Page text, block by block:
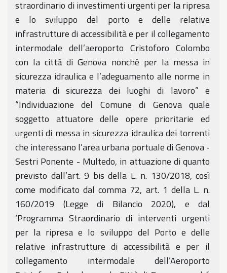
straordinario di investimenti urgenti per la ripresa
e lo sviluppo del porto e delle relative
infrastrutture di accessibilità e per il collegamento
intermodale dell’aeroporto Cristoforo Colombo
con la città di Genova nonché per la messa in
sicurezza idraulica e l’adeguamento alle norme in
materia di sicurezza dei luoghi di lavoro” e
“Individuazione del Comune di Genova quale
soggetto attuatore delle opere prioritarie ed
urgenti di messa in sicurezza idraulica dei torrenti
che interessano l’area urbana portuale di Genova -
Sestri Ponente - Multedo, in attuazione di quanto
previsto dall’art. 9 bis della L. n. 130/2018, così
come modificato dal comma 72, art. 1 della L. n.
160/2019 (Legge di Bilancio 2020), e dal
‘Programma Straordinario di interventi urgenti
per la ripresa e lo sviluppo del Porto e delle
relative infrastrutture di accessibilità e per il
collegamento intermodale dell’Aeroporto